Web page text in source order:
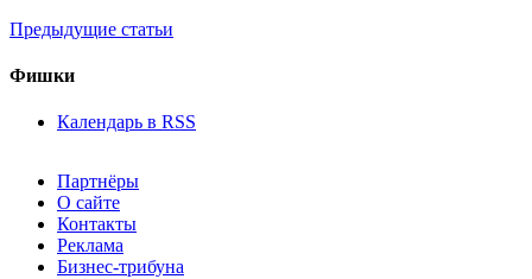
Предыдущие статьи
Фишки
Календарь в RSS
Партнёры
О сайте
Контакты
Реклама
Бизнес-трибуна